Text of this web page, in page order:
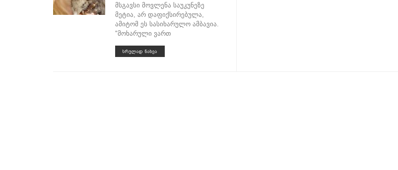
მსგავსი მოვლენა საუკუნეზე
მეტია, არ დაფიქსირებულა,
ამიტომ ეს სასიხარულო ამბავია.
"მოხარული ვართ
ᲡᲠᲣᲚᲐᲓ ᲜᲐᲮᲕᲐ